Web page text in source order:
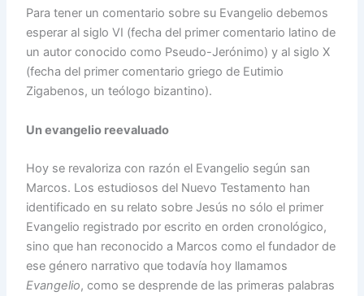
Para tener un comentario sobre su Evangelio debemos
esperar al siglo VI (fecha del primer comentario latino de
un autor conocido como Pseudo-Jerónimo) y al siglo X
(fecha del primer comentario griego de Eutimio
Zigabenos, un teólogo bizantino).
Un evangelio reevaluado
Hoy se revaloriza con razón el Evangelio según san
Marcos. Los estudiosos del Nuevo Testamento han
identificado en su relato sobre Jesús no sólo el primer
Evangelio registrado por escrito en orden cronológico,
sino que han reconocido a Marcos como el fundador de
ese género narrativo que todavía hoy llamamos
Evangelio, como se desprende de las primeras palabras